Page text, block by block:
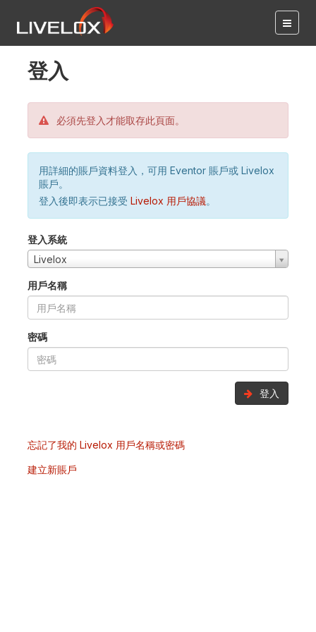
登入
必須先登入才能取存此頁面。
用詳細的賬戶資料登入，可用 Eventor 賬戶或 Livelox
賬戶。
登入後即表示已接受 Livelox 用戶協議。
登入系統
Livelox
用戶名稱
密碼
登入
忘記了我的 Livelox 用戶名稱或密碼
建立新賬戶